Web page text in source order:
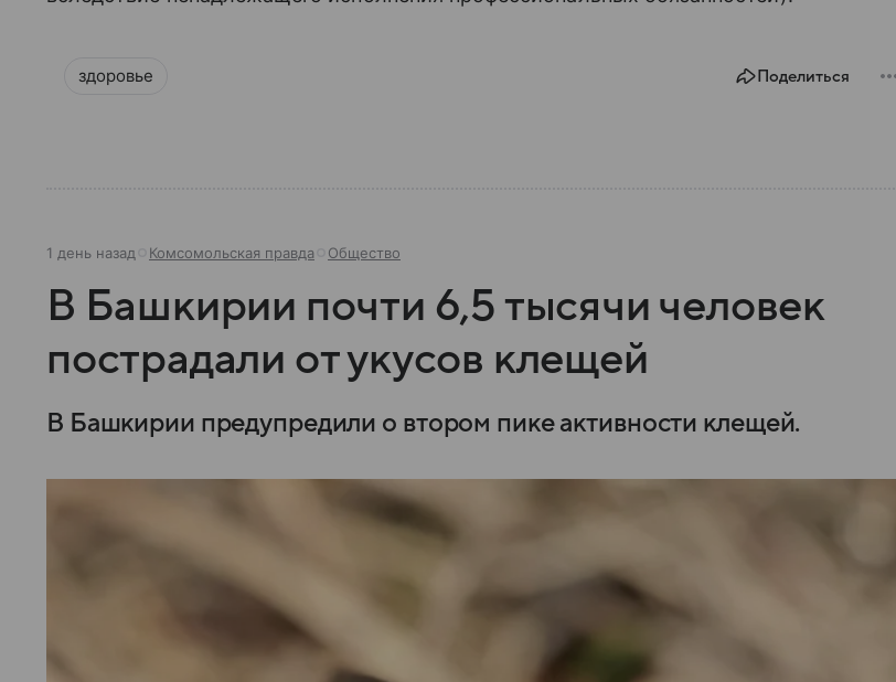
здоровье Поделиться
1 день назад Комсомольская правда Общество
В Башкирии почти 6,5 тысячи человек
пострадали от укусов клещей
В Башкирии предупредили о втором пике активности клещей.